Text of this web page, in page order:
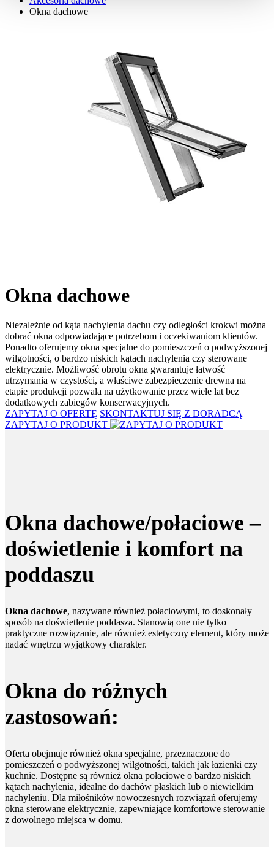
Okna dachowe
Okna dachowe
Niezależnie od kąta nachylenia dachu czy odległości krokwi można
dobrać okna odpowiadające potrzebom i oczekiwaniom klientów.
Ponadto oferujemy okna specjalne do pomieszczeń o podwyższonej
wilgotności, o bardzo niskich kątach nachylenia czy sterowane
elektrycznie. Możliwość obrotu okna gwarantuje łatwość
utrzymania w czystości, a właściwe zabezpieczenie drewna na
etapie produkcji pozwala na użytkowanie przez wiele lat bez
dodatkowych zabiegów konserwacyjnych.
ZAPYTAJ O OFERTĘ SKONTAKTUJ SIĘ Z DORADCĄ
ZAPYTAJ O PRODUKT
Okna dachowe/połaciowe –
doświetlenie i komfort na
poddaszu
Okna dachowe, nazywane również połaciowymi, to doskonały
sposób na doświetlenie poddasza. Stanowią one nie tylko
praktyczne rozwiązanie, ale również estetyczny element, który może
nadać wnętrzu wyjątkowy charakter.
Okna do różnych
zastosowań:
Oferta obejmuje również okna specjalne, przeznaczone do
pomieszczeń o podwyższonej wilgotności, takich jak łazienki czy
kuchnie. Dostępne są również okna połaciowe o bardzo niskich
kątach nachylenia, idealne do dachów płaskich lub o niewielkim
nachyleniu. Dla miłośników nowoczesnych rozwiązań oferujemy
okna sterowane elektrycznie, zapewniające komfortowe sterowanie
z dowolnego miejsca w domu.